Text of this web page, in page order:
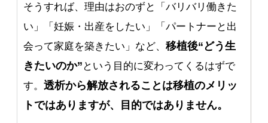
そうすれば、理由はおのずと「バリバリ働きた
い」「妊娠・出産をしたい」「パートナーと出
会って家庭を築きたい」など、移植後“どう生
きたいのか” という目的に変わってくるはずで
す。透析から解放されることは移植のメリッ
トではありますが、目的ではありません。